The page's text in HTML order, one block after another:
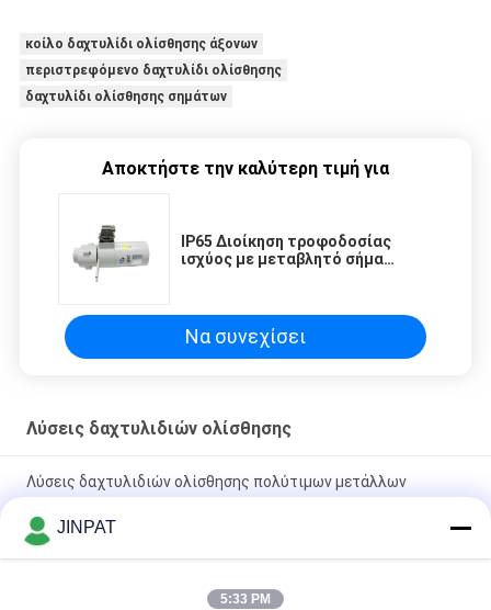
κοίλο δαχτυλίδι ολίσθησης άξονων
περιστρεφόμενο δαχτυλίδι ολίσθησης
δαχτυλίδι ολίσθησης σημάτων
Αποκτήστε την καλύτερη τιμή για
IP65 Διοίκηση τροφοδοσίας
ισχύος με μεταβλητό σήμα
Να συνεχίσει
Λύσεις δαχτυλιδιών ολίσθησης
Λύσεις δαχτυλιδιών ολίσθησης πολύτιμων μετάλλων
IP65 υψηλό δαχτυλίδι ολίσθησης προστασίας 27
JINPAT
5:33 PM